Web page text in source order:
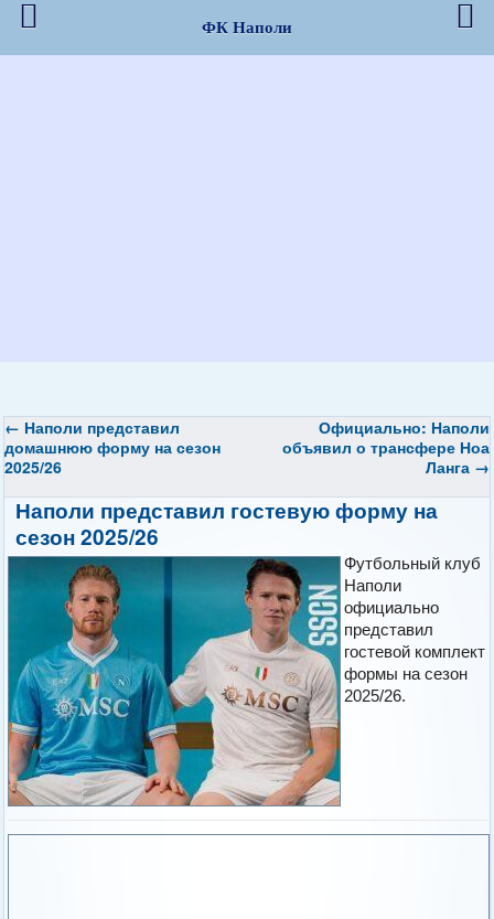
← Наполи представил
домашнюю форму на сезон
2025/26
Официально: Наполи
объявил о трансфере Ноа
Ланга →
Наполи представил гостевую форму на
сезон 2025/26
Футбольный клуб
Наполи
официально
представил
гостевой комплект
формы на сезон
2025/26.
ФК Наполи